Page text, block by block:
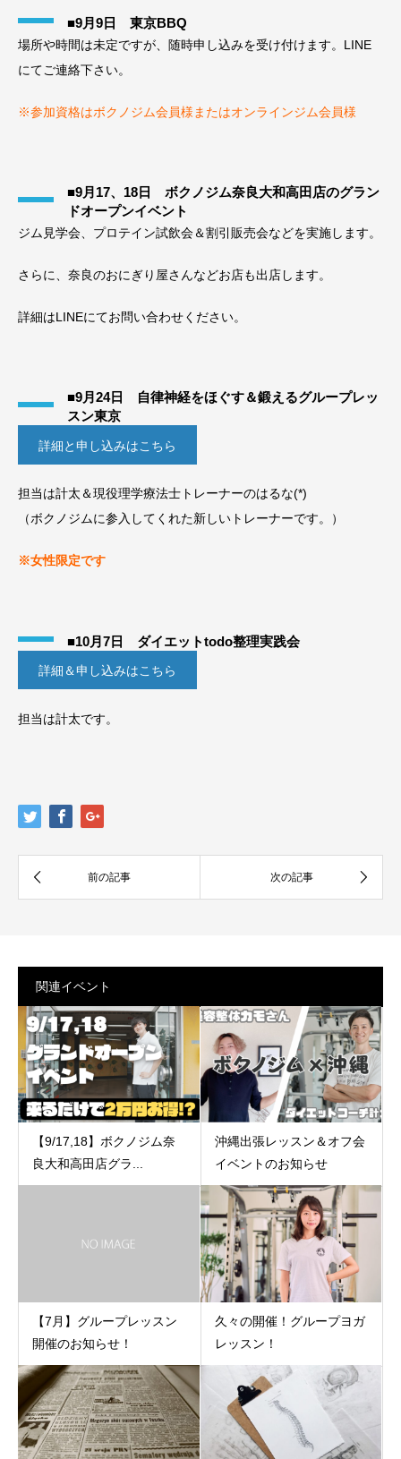
■9月9日 東京BBQ
場所や時間は未定ですが、随時申し込みを受け付けます。LINE
にてご連絡下さい。
※参加資格はボクノジム会員様またはオンラインジム会員様
■9月17、18日 ボクノジム奈良大和高田店のグラン
ドオープンイベント
ジム見学会、プロテイン試飲会＆割引販売会などを実施します。
さらに、奈良のおにぎり屋さんなどお店も出店します。
詳細はLINEにてお問い合わせください。
■9月24日 自律神経をほぐす＆鍛えるグループレッ
スン東京
詳細と申し込みはこちら
担当は計太＆現役理学療法士トレーナーのはるな(*)
（ボクノジムに参入してくれた新しいトレーナーです。）
※女性限定です
■10月7日 ダイエットtodo整理実践会
詳細＆申し込みはこちら
担当は計太です。
関連イベント
【9/17,18】ボクノジム奈
良大和高田店グラ...
沖縄出張レッスン＆オフ会
イベントのお知らせ
【7月】グループレッスン
開催のお知らせ！
久々の開催！グループヨガ
レッスン！